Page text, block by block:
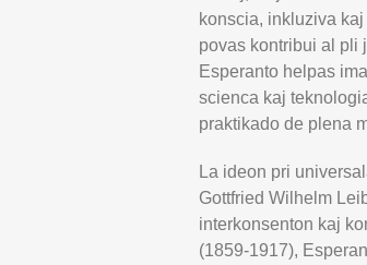
konscia, inkluziva
povas kontribui al pli
Esperanto helpas
scienca kaj
praktikado de plena
La ideon pri
Gottfried Wilhelm
interkonsenton kaj
(1859-1917),